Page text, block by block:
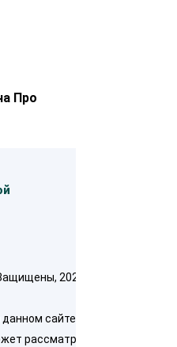
Про
2026
сайте предназначена
рассматриваться как